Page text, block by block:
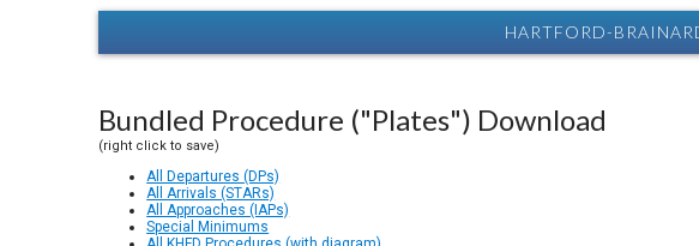
HARTFORD-
Bundled Procedure ("Plates") Download
(right click to save)
All Departures (DPs)
All Arrivals (STARs)
All Approaches (IAPs)
Special Minimums